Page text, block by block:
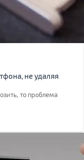
не удаляя
то проблема